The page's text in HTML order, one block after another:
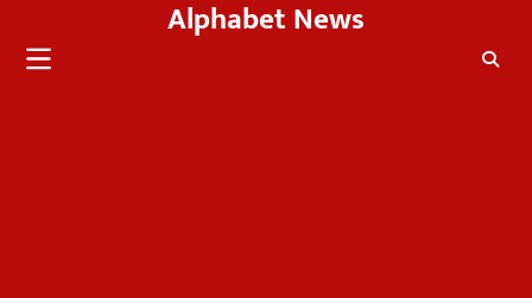
content
Alphabet News